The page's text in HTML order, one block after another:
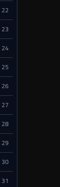
22
23
24
25
26
27
28
29
30
31